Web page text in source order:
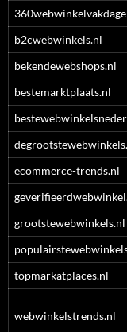
b2cwebwinkels.nl
bekendewebshops.nl
bestemarktplaats.nl
ecommerce-trends.nl
grootstewebwinkels.nl
topmarkatplaces.nl
webwinkelstrends.nl